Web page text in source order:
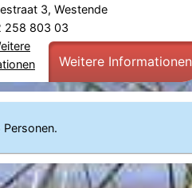
3, Westende
258 803 03
Weitere Informationen